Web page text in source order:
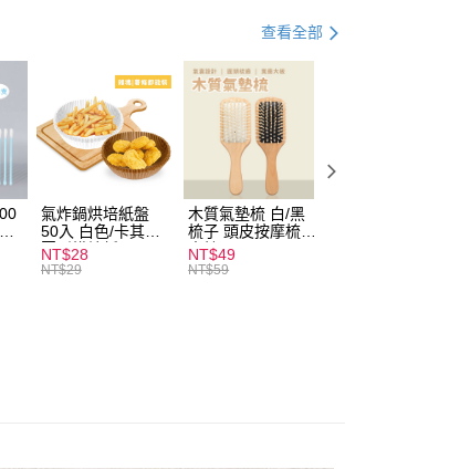
含以上)免運費
含以上)免運費
查看全部
氣炸鍋烘培紙盤
50入 白色/卡其色
圓形烘焙紙
NT$28
NT$29
木質氣墊梳 白/黑
梳子 頭皮按摩梳
木梳
NT$49
NT$59